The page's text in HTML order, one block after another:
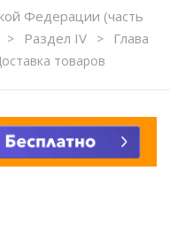
Федерации (часть
> Раздел IV >
Глава
товаров